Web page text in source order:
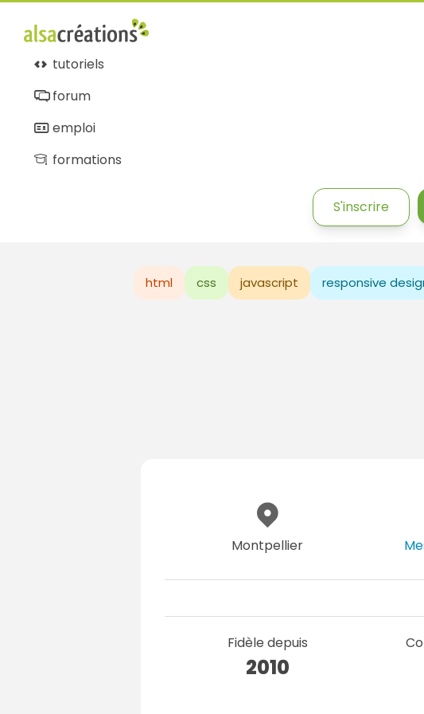
tutoriels
forum
emploi
formations
S'inscrire
html css javascript responsive
Montpellier
Fidèle depuis
2010